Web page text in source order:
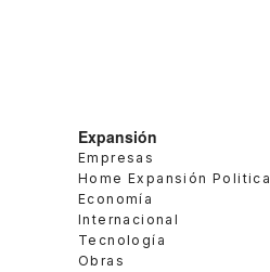
Expansión
Empresas
Home Expansión Politica
Economía
Internacional
Tecnología
Obras